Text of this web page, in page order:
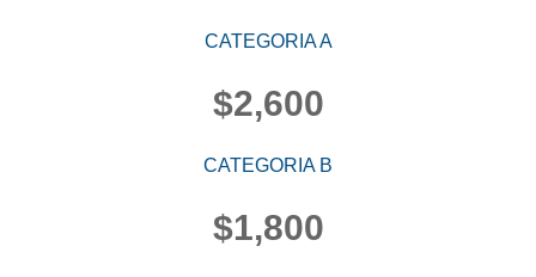
CATEGORIA A
$2,600
CATEGORIA B
$1,800